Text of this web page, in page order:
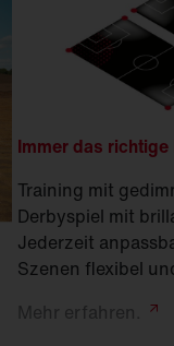
Immer das
Training mit
Derbyspiel mit
Jederzeit
Szenen flexibel
Mehr erfahren.